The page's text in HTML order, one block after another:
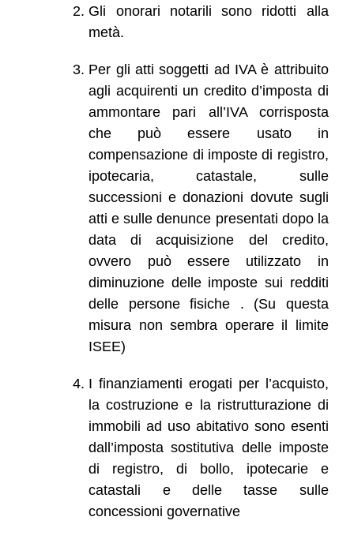
Gli onorari notarili sono ridotti alla
metà.
Per gli atti soggetti ad IVA è attribuito
agli acquirenti un credito d’imposta di
ammontare pari all’IVA corrisposta
che può essere usato in
compensazione di imposte di registro,
ipotecaria, catastale, sulle
successioni e donazioni dovute sugli
atti e sulle denunce presentati dopo la
data di acquisizione del credito,
ovvero può essere utilizzato in
diminuzione delle imposte sui redditi
delle persone fisiche . (Su questa
misura non sembra operare il limite
ISEE)
I finanziamenti erogati per l’acquisto,
la costruzione e la ristrutturazione di
immobili ad uso abitativo sono esenti
dall’imposta sostitutiva delle imposte
di registro, di bollo, ipotecarie e
catastali e delle tasse sulle
concessioni governative